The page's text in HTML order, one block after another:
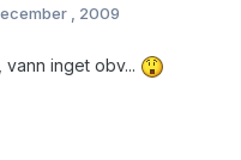
, 2009
vann inget obv...